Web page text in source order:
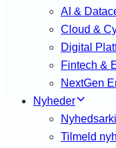
AI &
Cloud &
Digital
Fintech &
NextGen
Nyheder
Tilmeld